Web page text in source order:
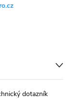
dotazník